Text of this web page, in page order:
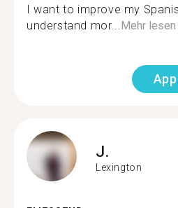
I want to improve my
understand mor...Mehr lesen
J.
Lexington